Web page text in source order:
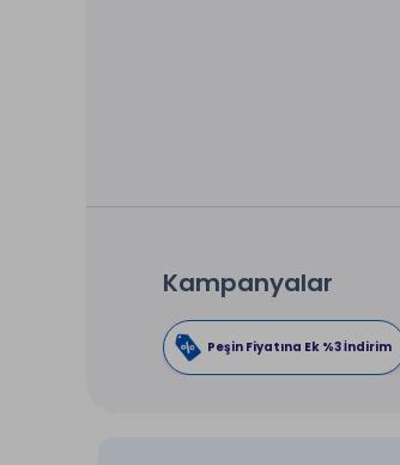
Kampanyalar
Peşin Fiyatına Ek %3 İndirim